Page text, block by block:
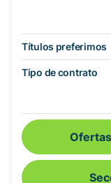
Títulos preferimos
Tipo de contrato